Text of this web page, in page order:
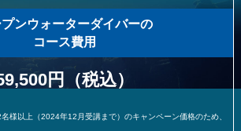
ンウォーターダイバーの
コース費用
円（税込）
様以上（2024年12月受講まで）のキャンペーン価格のため、